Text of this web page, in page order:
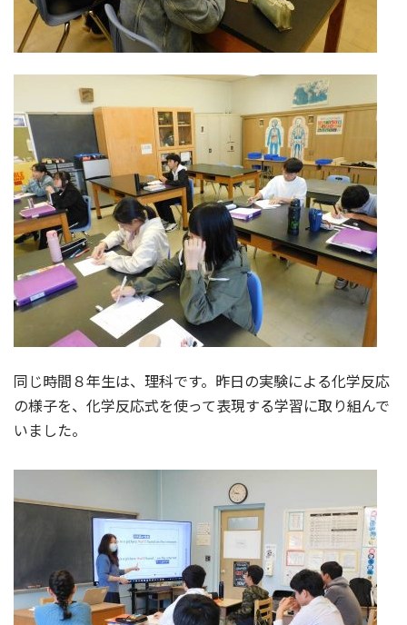
同じ時間８年生は、理科です。昨日の実験による化学反応
の様子を、化学反応式を使って表現する学習に取り組んで
いました。